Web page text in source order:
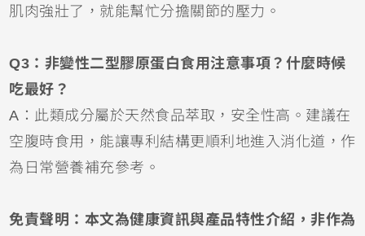
肌肉強壯了，就能幫忙分擔關節的壓力。
Q3：非變性二型膠原蛋白食用注意事項？什麼時候
吃最好？
A：此類成分屬於天然食品萃取，安全性高。建議在
空腹時食用，能讓專利結構更順利地進入消化道，作
為日常營養補充參考。
免責聲明：本文為健康資訊與產品特性介紹，非作為